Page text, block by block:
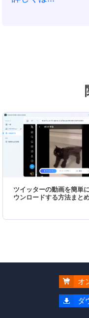
プ、ディスククロ
の方法、SSD換装
点（2019年8月21
覧数はなんと550
ーザーは、合計
題を解決しまし
部分の時間をタ
ーミングなどに
ツイッターの動画を簡単
ウンロードする方法まと
 オ
 ダ